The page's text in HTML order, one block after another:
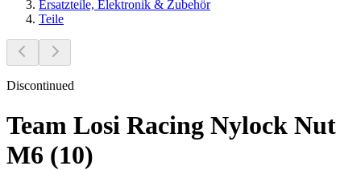
Ersatzteile, Elektronik & Zubehör
Teile
Discontinued
Team Losi Racing Nylock Nut
M6 (10)